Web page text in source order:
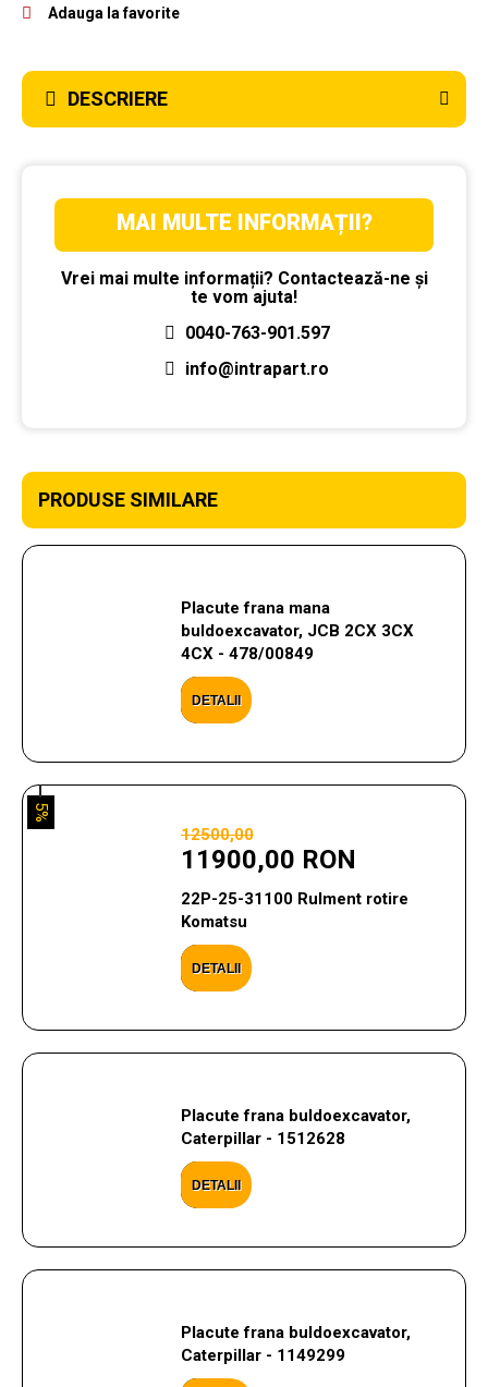
Adauga la favorite
DESCRIERE
MAI MULTE INFORMAȚII?
Vrei mai multe informații? Contactează-ne și
te vom ajuta!
0040-763-901.597
info@intrapart.ro
PRODUSE SIMILARE
Placute frana mana
buldoexcavator, JCB 2CX 3CX
4CX - 478/00849
DETALII
12500,00
11900,00 RON
22P-25-31100 Rulment rotire
Komatsu
DETALII
5%
Placute frana buldoexcavator,
Caterpillar - 1512628
DETALII
Placute frana buldoexcavator,
Caterpillar - 1149299